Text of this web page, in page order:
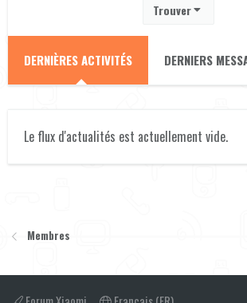
Trouver
DERNIÈRES ACTIVITÉS DERNIERS
Le flux d'actualités est actuellement vide.
Membres